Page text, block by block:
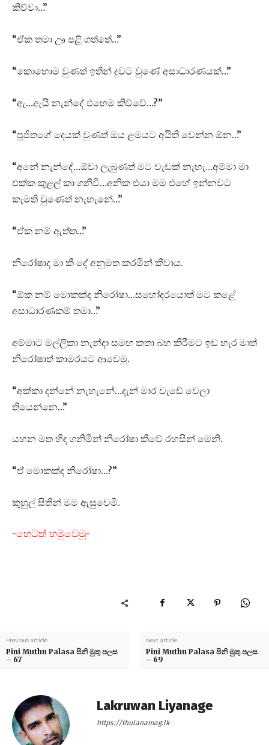
කිව්වා…”
“ඒක තමා ඌ පළි ගත්තේ…”
“කොහොම වුණත් ඉතින් දුවට වුණේ අසාධාරණයක්…”
“ඇ…ඇයි නැන්දේ එහෙම කිව්වේ…?”
“පූජිතගේ දෙයක් වුණත් ඔය ළමයට අයිති වෙන්න ඕන…”
“අනේ නැන්දේ…ඕවා ලැබුණත් මට වැඩක් නැහැ…අම්මා මා
එක්ක කුළල් කා ගනීවි…අනික එයා මම එහේ ඉන්නවට
කැමති වුණෙත් නැහැනේ…”
“ඒක නම් ඇත්ත…”
නිරෝෂාද මා කී දේ අනුමත කරමින් කීවාය.
“ඕක නම් මොකක්ද නිරෝෂා…සහෝදරයොත් මට කළේ
අසාධාරණකම් තමා…”
අම්මාට මල්ලිකා නැන්දා සමඟ කතා බහ කිරීමට ඉඩ හැර මාත්
නිරෝෂාත් කාමරයට ආවෙමු.
“අක්කා දන්නේ නැහැනේ…දැන් මාර වැඩේ වෙලා
තියෙන්නෙ…”
යහන මත හිඳ ගනිමින් නිරෝෂා කීවේ රහසින් මෙනි.
“ඒ මොකක්ද නිරෝෂා…?”
කුහුල් සිතින් මම ඇසුවෙමි.
-හෙටත් හමුවෙමු-
Previous article
Pini Muthu Palasa පිනි මුතු පලස
– 67
Next article
Pini Muthu Palasa පිනි මුතු පලස
– 69
Lakruwan Liyanage
https://thulanamag.lk